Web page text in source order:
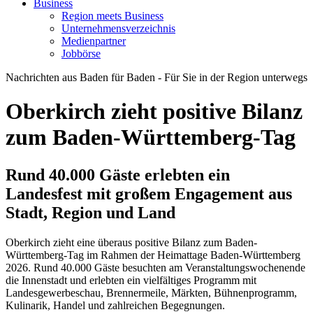
Business
Region meets Business
Unternehmensverzeichnis
Medienpartner
Jobbörse
Nachrichten aus Baden für Baden - Für Sie in der Region unterwegs
Oberkirch zieht positive Bilanz
zum Baden-Württemberg-Tag
Rund 40.000 Gäste erlebten ein
Landesfest mit großem Engagement aus
Stadt, Region und Land
Oberkirch zieht eine überaus positive Bilanz zum Baden-
Württemberg-Tag im Rahmen der Heimattage Baden-Württemberg
2026. Rund 40.000 Gäste besuchten am Veranstaltungswochenende
die Innenstadt und erlebten ein vielfältiges Programm mit
Landesgewerbeschau, Brennermeile, Märkten, Bühnenprogramm,
Kulinarik, Handel und zahlreichen Begegnungen.